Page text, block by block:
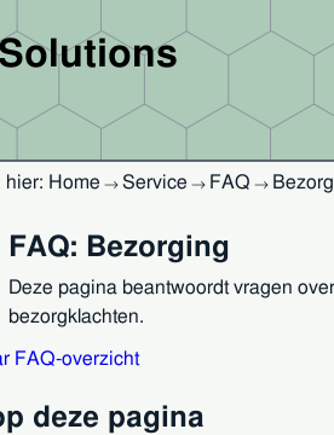
hier: Home → Service → FAQ →
FAQ: Bezorging
Deze pagina beantwoordt vragen
bezorgklachten.
FAQ-overzicht
deze pagina